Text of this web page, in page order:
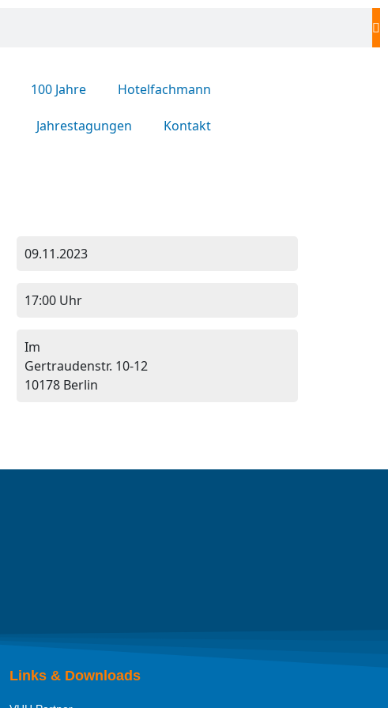
100 Jahre Hotelfachmann
Jahrestagungen Kontakt
09.11.2023
17:00 Uhr
Im
Gertraudenstr. 10-12
10178 Berlin
Links & Downloads